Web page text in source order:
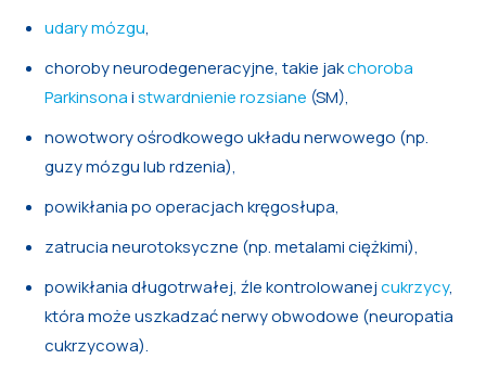
udary mózgu,
choroby neurodegeneracyjne, takie jakchoroba
Parkinsonaistwardnienie rozsiane (SM),
nowotwory ośrodkowego układu nerwowego (np.
guzy mózgu lub rdzenia),
powikłania po operacjach kręgosłupa,
zatrucia neurotoksyczne (np. metalami ciężkimi),
powikłania długotrwałej, źle kontrolowanejcukrzycy,
która może uszkadzać nerwy obwodowe (neuropatia
cukrzycowa).